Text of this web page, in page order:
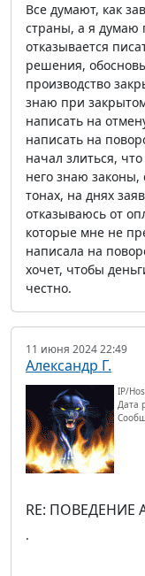
Все думают, как
страны, а я думаю
отказывается
решения,
производство
знаю при
написать на
написать на
начал злиться,
него знаю
тонах, на днях
отказываюсь от
которые мне не
написала на
хочет, чтобы
честно.
11 июня 2024 22:49
Александр Г.
IP/
Дата
RE: ПОВЕДЕНИЕ
.